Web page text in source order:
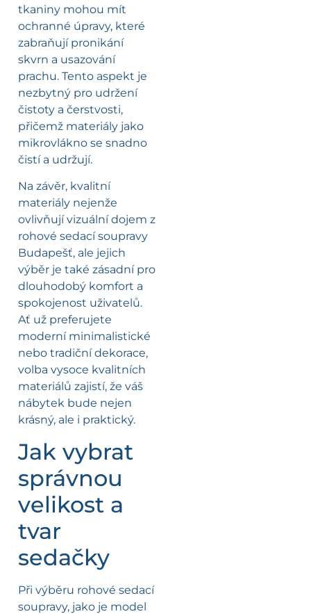
tkaniny mohou mít
ochranné úpravy, které
zabraňují pronikání
skvrn a usazování
prachu. Tento aspekt je
nezbytný pro udržení
čistoty a čerstvosti,
přičemž materiály jako
mikrovlákno se snadno
čistí a udržují.
Na závěr, kvalitní
materiály nejenže
ovlivňují vizuální dojem z
rohové sedací soupravy
Budapešť, ale jejich
výběr je také zásadní pro
dlouhodobý komfort a
spokojenost uživatelů.
Ať už preferujete
moderní minimalistické
nebo tradiční dekorace,
volba vysoce kvalitních
materiálů zajistí, že váš
nábytek bude nejen
krásný, ale i praktický.
Jak vybrat
správnou
velikost a
tvar
sedačky
Při výběru rohové sedací
soupravy, jako je model